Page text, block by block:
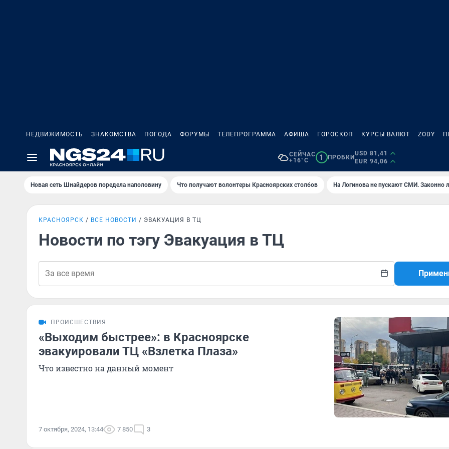
НЕДВИЖИМОСТЬ ЗНАКОМСТВА ПОГОДА ФОРУМЫ ТЕЛЕПРОГРАММА АФИША ГОРОСКОП КУРСЫ ВАЛЮТ ZODY
СЕЙЧАС
+16°C
1 ПРОБКИ
USD 81,41
EUR 94,06
Новая сеть Шнайдеров поредела наполовину Что получают волонтеры Красноярских столбов На Логинова не пускают СМИ. Законно
КРАСНОЯРСК ВСЕ НОВОСТИ ЭВАКУАЦИЯ В ТЦ
Новости по тэгу Эвакуация в ТЦ
ПРОИСШЕСТВИЯ
«Выходим быстрее»: в Красноярске
эвакуировали ТЦ «Взлетка Плаза»
Что известно на данный момент
7 октября, 2024, 13:44 7 850 3